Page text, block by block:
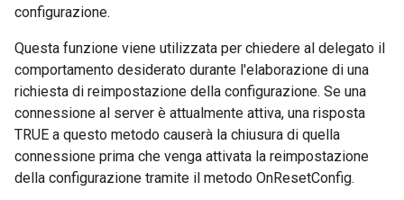
configurazione.
Questa funzione viene utilizzata per chiedere al delegato il
comportamento desiderato durante l'elaborazione di una
richiesta di reimpostazione della configurazione. Se una
connessione al server è attualmente attiva, una risposta
TRUE a questo metodo causerà la chiusura di quella
connessione prima che venga attivata la reimpostazione
della configurazione tramite il metodo OnResetConfig.